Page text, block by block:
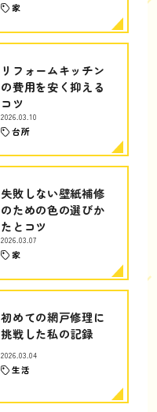
家
リフォームキッチン
の費用を安く抑える
コツ
2026.03.10
台所
失敗しない壁紙補修
のための色の選びか
たとコツ
2026.03.07
家
初めての網戸修理に
挑戦した私の記録
2026.03.04
生活